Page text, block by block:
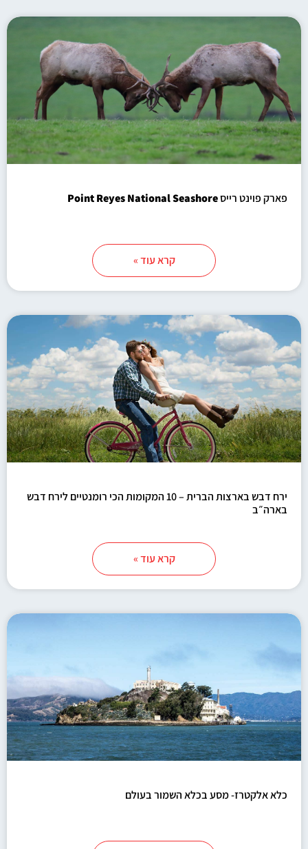
פארק פוינט רייסPoint Reyes National Seashore
קרא עוד »
ירח דבש בארצות הברית – 10 המקומות הכי רומנטיים לירח דבש
בארה״ב
קרא עוד »
כלא אלקטרז- מסע בכלא השמור בעולם